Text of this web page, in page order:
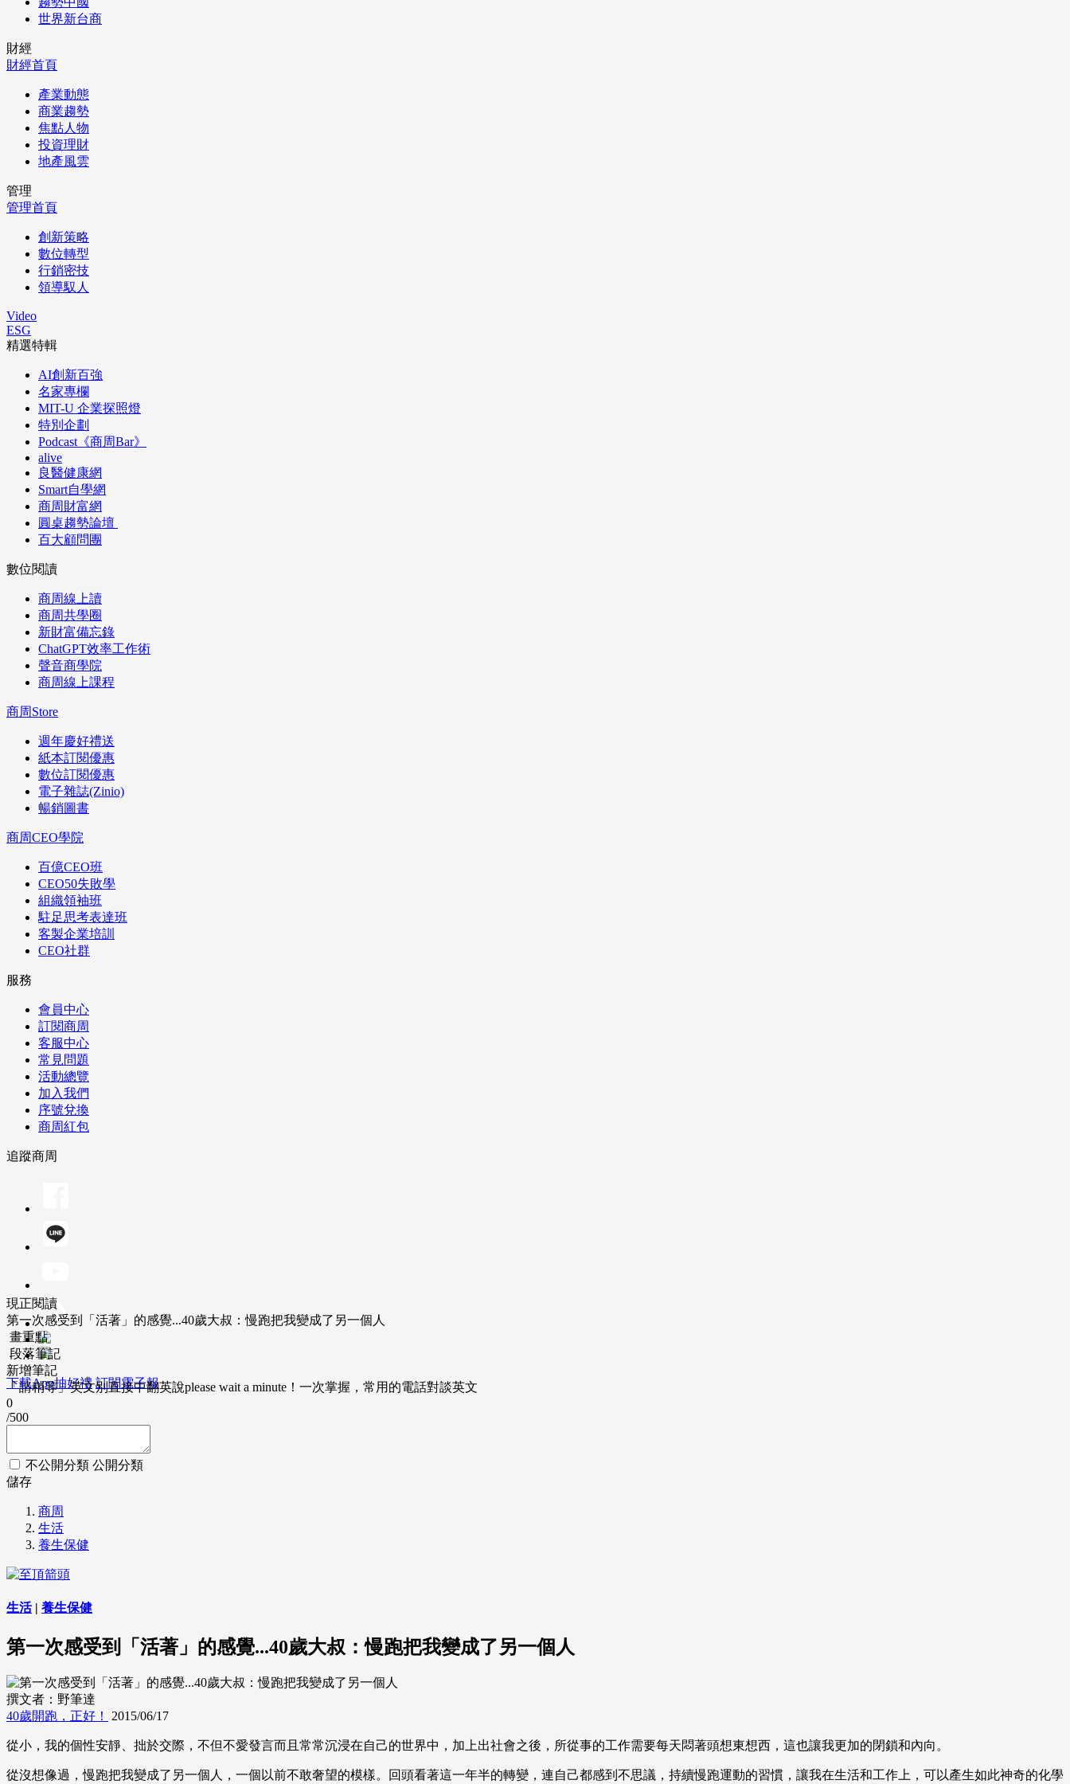
世界新台商
財經
財經首頁
產業動態
商業趨勢
焦點人物
投資理財
地產風雲
管理
管理首頁
創新策略
數位轉型
行銷密技
領導馭人
Video
ESG
精選特輯
AI創新百強
名家專欄
MIT-U 企業探照燈
特別企劃
Podcast《商周Bar》
alive
良醫健康網
Smart自學網
商周財富網
圓桌趨勢論壇
百大顧問團
數位閱讀
商周線上讀
商周共學圈
新財富備忘錄
ChatGPT效率工作術
聲音商學院
商周線上課程
商周Store
週年慶好禮送
紙本訂閱優惠
數位訂閱優惠
電子雜誌(Zinio)
暢銷圖書
商周CEO學院
百億CEO班
CEO50失敗學
組織領袖班
駐足思考表達班
客製企業培訓
CEO社群
服務
會員中心
訂閱商周
客服中心
常見問題
活動總覽
加入我們
序號兌換
商周紅包
追蹤商周
下載App抽好禮 訂閱電子報
現正閱讀
第一次感受到「活著」的感覺...40歲大叔：慢跑把我變成了另一個人
畫重點
段落筆記
新增筆記
「請稍等」英文別直接中翻英說please wait a minute！一次掌握，常用的電話對談英文
0
/500
不公開分類 公開分類
儲存
商周
生活
養生保健
生活| 養生保健
第一次感受到「活著」的感覺...40歲大叔：慢跑把我變成了另一個人
撰文者：野筆達
40歲開跑，正好！
2015/06/17
從小，我的個性安靜、拙於交際，不但不愛發言而且常常沉浸在自己的世界中，加上出社會之後，所從事的工作需要每天悶著頭想東想西，這也讓我更加的閉鎖和內向。
從沒想像過，慢跑把我變成了另一個人，一個以前不敢奢望的模樣。回頭看著這一年半的轉變，連自己都感到不思議，持續慢跑運動的習慣，讓我在生活和工作上，可以產生如此神奇的化學